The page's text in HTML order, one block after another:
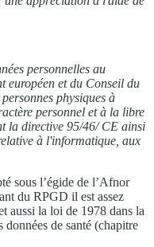
personnelles au
européen et du Conseil du
physiques à
personnel et à la libre
la directive 95/46/ CE ainsi
à l'informatique, aux
sous l’égide de l’Afnor
du RPGD il est assez
aussi la loi de 1978 dans la
de santé (chapitre